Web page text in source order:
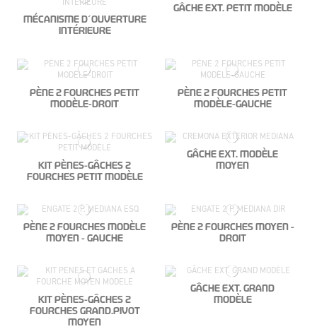
MÉCANISME D´OUVERTURE
INTÉRIEURE
GÂCHE EXT. PETIT MODÈLE
PÈNE 2 FOURCHES PETIT
MODÈLE-DROIT
PÈNE 2 FOURCHES PETIT
MODÈLE-GAUCHE
KIT PÈNES-GÂCHES 2
FOURCHES PETIT MODÈLE
GÂCHE EXT. MODÈLE
MOYEN
PÈNE 2 FOURCHES MODÈLE
MOYEN - GAUCHE
PÈNE 2 FOURCHES MOYEN -
DROIT
KIT PÈNES-GÂCHES 2
FOURCHES GRAND.PIVOT
MOYEN
GÂCHE EXT. GRAND
MODÈLE